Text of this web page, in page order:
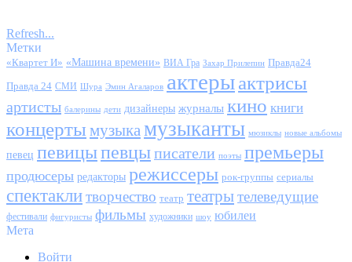
Refresh...
Метки
«Квартет И» «Машина времени» ВИА Гра Захар Прилепин Правда24
Правда 24 СМИ Шура Эмин Агаларов актерыактрисы
артисты балерины дети дизайнеры журналы кино книги
концерты музыка музыканты мюзиклы новые альбомы
певец певицыпевцыписатели поэты премьеры
продюсеры редакторы режиссеры рок-группы сериалы
спектаклитворчество театр театрытелеведущие
фестивали фигуристы фильмы художники шоу юбилеи
Мета
Войти